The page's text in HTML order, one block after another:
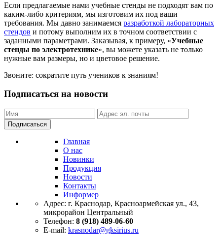
Если предлагаемые нами учебные стенды не подходят вам по
каким-либо критериям, мы изготовим их под ваши
требования. Мы давно занимаемся разработкой лабораторных
стендов и потому выполним их в точном соответствии с
заданными параметрами. Заказывая, к примеру, «Учебные
стенды по электротехнике», вы можете указать не только
нужные вам размеры, но и цветовое решение.
Звоните: сократите путь учеников к знаниям!
Подписаться на новости
Подписаться
Главная
О нас
Новинки
Продукция
Новости
Контакты
Информер
Адрес: г. Краснодар, Красноармейская ул., 43,
микрорайон Центральный
Телефон: 8 (918) 489-06-60
E-mail: krasnodar@gksirius.ru